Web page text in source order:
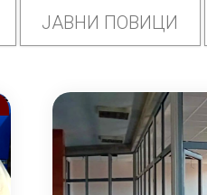
ЈАВНИ ПОВИЦИ